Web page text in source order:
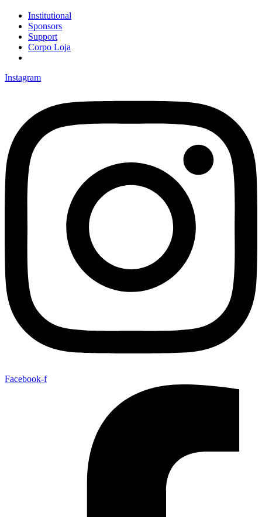
Institutional
Sponsors
Support
Corpo Loja
Instagram
Facebook-f